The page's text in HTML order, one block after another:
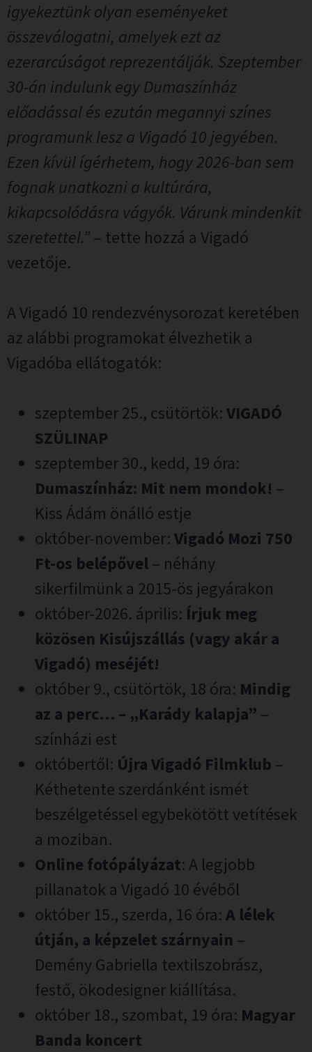
igyekeztünk olyan eseményeket
összeválogatni, amelyek ezt az
ezerarcúságot reprezentálják. Szeptember
30-án indulunk egy Dumaszínház
előadással és ezután megannyi színes
programunk lesz a Vigadó 10 jegyében.
Ezen kívül ígérhetem, hogy 2026-ban sem
fognak unatkozni a kultúrára,
kikapcsolódásra vágyók. Várunk mindenkit
szeretettel.”– tette hozzá a Vigadó
vezetője.
A Vigadó 10 rendezvénysorozat keretében
az alábbi programokat élvezhetik a
Vigadóba ellátogatók:
szeptember 25., csütörtök:VIGADÓ
SZÜLINAP
szeptember 30., kedd, 19 óra:
Dumaszínház: Mit nem mondok! –
Kiss Ádám önálló estje
október-november:Vigadó Mozi 750
Ft-os belépővel– néhány
sikerfilmünk a 2015-ös jegyárakon
október-2026. április: Írjuk meg
közösen Kisújszállás (vagy akár a
Vigadó) meséjét!
október 9., csütörtök, 18 óra: Mindig
az a perc… – „Karády kalapja” –
színházi est
októbertől: ÚjraVigadó Filmklub –
Kéthetente szerdánként ismét
beszélgetéssel egybekötött vetítések
a moziban.
Online fotópályázat: A legjobb
pillanatok a Vigadó 10 évéből
október 15., szerda, 16 óra:A lélek
útján, a képzelet szárnyain –
Demény Gabriella textilszobrász,
festő, ökodesigner kiállítása.
október 18., szombat, 19 óra: Magyar
Banda koncert